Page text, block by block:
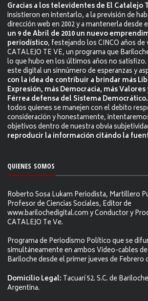
Gracias a los televidentes de El Catalejo
insistieron en intentarlo, a la previsión de
dirección web en 2002 y a mantenerla desde
un 9 de Abril de 2010 un nuevo
periodístico, festejando los CINCO años de
CATALEJO TE VE, un programa que
lo que hubo en los últimos años no
este digital un sinnúmero de esperanzas y
con la idea de contribuir a brindar más
Expresión, más Democracia, más
Férrea defensa del Sistema Democrático.
todos quienes se manejen con el debito
consideración y honestamente,
objetivos dentro de nuestra obvia
reproducir la información citándo la
QUIENES SOMOS
Roberto Sosa Lukam Periodista, Martillero
Profesor de Ciencias Sociales, Editor de
www.barilochedigital.com y Conductor y
CATALEJO Te Ve.
Programa de Periodismo Político que se
simultáneamente en ambos Video-cables de
Bariloche desde el primer jueves de Febrero
Domicilio Legal: Tacuarí 52. S.C. de
Argentina.